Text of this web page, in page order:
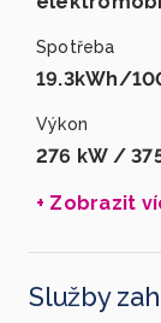
Spotřeba
19.3kWh/
Výkon
276 kW /
+ Zobrazit
Služby